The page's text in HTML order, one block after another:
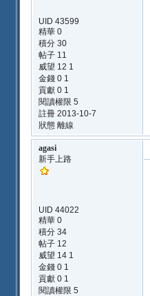
UID 43599
精華 0
積分 30
帖子 11
威望 12 1
金錢 0 1
貢獻 0 1
閱讀權限 5
註冊 2013-10-7
狀態 離線
agasi
新手上路
UID 44022
精華 0
積分 34
帖子 12
威望 14 1
金錢 0 1
貢獻 0 1
閱讀權限 5